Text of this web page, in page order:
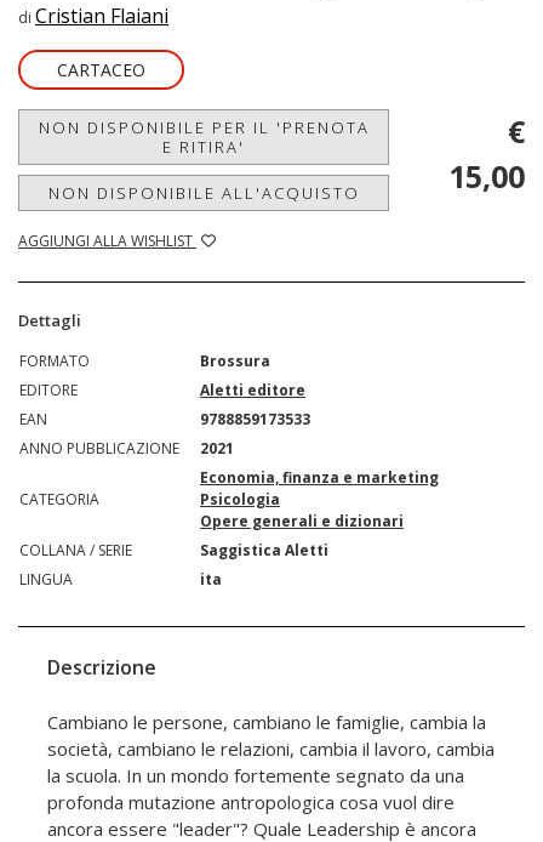
di Cristian Flaiani
CARTACEO
NON DISPONIBILE PER IL 'PRENOTA
E RITIRA'
NON DISPONIBILE ALL'ACQUISTO
AGGIUNGI ALLA WISHLIST
€
15,00
Dettagli
FORMATO
Brossura
EDITORE
Aletti editore
EAN
9788859173533
ANNO PUBBLICAZIONE
2021
CATEGORIA
Economia, finanza e marketing
Psicologia
Opere generali e dizionari
COLLANA / SERIE
Saggistica Aletti
LINGUA
ita
Descrizione
Cambiano le persone, cambiano le famiglie, cambia la
società, cambiano le relazioni, cambia il lavoro, cambia
la scuola. In un mondo fortemente segnato da una
profonda mutazione antropologica cosa vuol dire
ancora essere "leader"? Quale Leadership è ancora